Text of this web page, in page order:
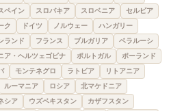
ペイン スロバキア スロベニア
セルビア
ク ドイツ ノルウェー
ハンガリー
ランド フランス ブルガリア
ベラルーシ
ア・ヘルツェゴビナ ポルトガル
ポーランド
モンテネグロ ラトビア
リトアニア
ルーマニア ロシア 北マケドニア
シア ウズベキスタン
カザフスタン